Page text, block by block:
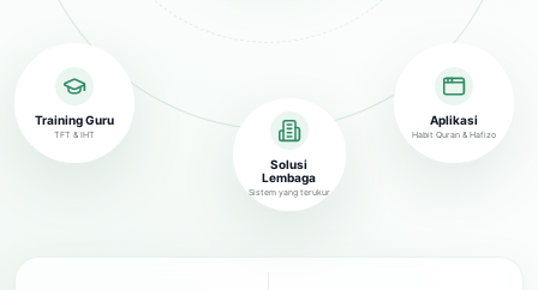
Training Guru
TFT & IHT
Solusi
Lembaga
Sistem yang terukur
Aplikasi
Habit Quran & Hafizo